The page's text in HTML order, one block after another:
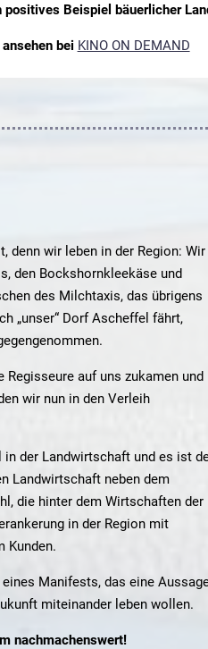
positives Beispiel bäuerlicher
bei KINO ON DEMAND
denn wir leben in der Region: Wir
den Bockshornkleekäse und
des Milchtaxis, das übrigens
„unser“ Dorf Ascheffel fährt,
Regisseure auf uns zukamen und
wir nun in den Verleih
in der Landwirtschaft und es ist
Landwirtschaft neben dem
die hinter dem Wirtschaften der
in der Region mit
Kunden.
Manifests, das eine
miteinander leben wollen.
nachmachenswert!